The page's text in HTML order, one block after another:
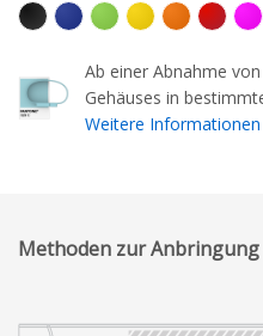
Ab einer Abnahme
Gehäuses in
Weitere Informationen
Methoden zur